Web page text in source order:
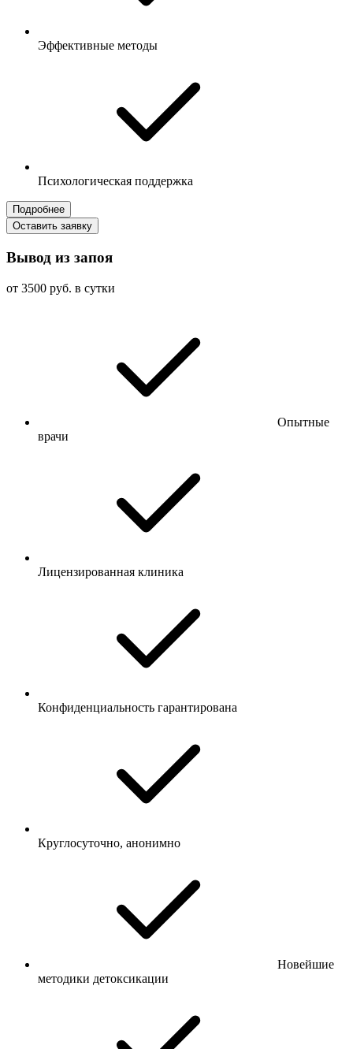
Эффективные методы
Психологическая поддержка
Подробнее
Оставить заявку
Вывод из запоя
от 3500 руб. в сутки
Опытные
врачи
Лицензированная клиника
Конфиденциальность гарантирована
Круглосуточно, анонимно
Новейшие
методики детоксикации